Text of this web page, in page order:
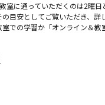
に通っていただくのは2曜日
目安としてご覧いただき、詳
での学習か「オンライン＆教